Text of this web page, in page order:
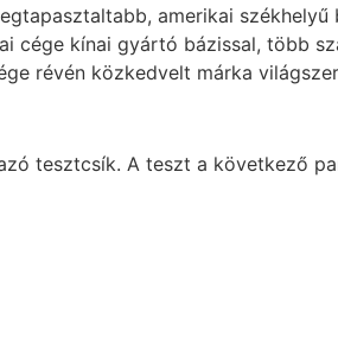
amerikai
cége kínai gyártó bázissal, több
révén közkedvelt márka
tesztcsík. A teszt a következő